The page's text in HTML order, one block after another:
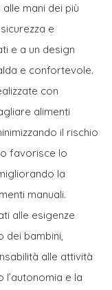
mani dei più
e
e a un design
e confortevole.
con
alimenti
il rischio
favorisce lo
la
manuali.
alle esigenze
dei bambini,
alle attività
l’autonomia e la